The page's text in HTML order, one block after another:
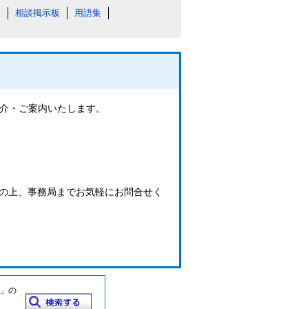
相談掲示板 用語集
・ご案内いたします。
上、事務局までお気軽にお問合せく
の